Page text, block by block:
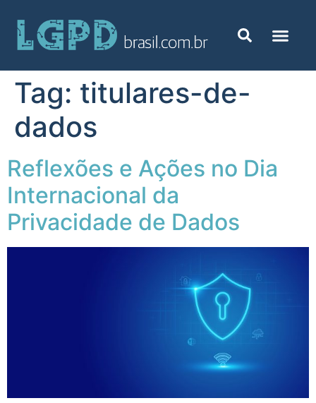
Tag: titulares-de-
dados
Reflexões e Ações no Dia
Internacional da
Privacidade de Dados